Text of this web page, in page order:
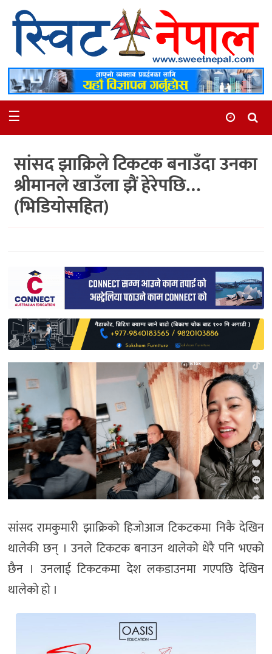
समाचार
स्थानीय
मनोरञ्जन
अन्तर्वार्ता
समाज
साहित्य
प्रदेश
English
☰
सांसद झाक्रिले टिकटक बनाउँदा उनका
श्रीमानले खाउँला झैं हेरेपछि…
(भिडियोसहित)
सांसद रामकुमारी झाक्रिको हिजोआज टिकटकमा निकै देखिन
थालेकी छन् । उनले टिकटक बनाउन थालेको धेरै पनि भएको
छैन । उनलाई टिकटकमा देश लकडाउनमा गएपछि देखिन
थालेको हो ।